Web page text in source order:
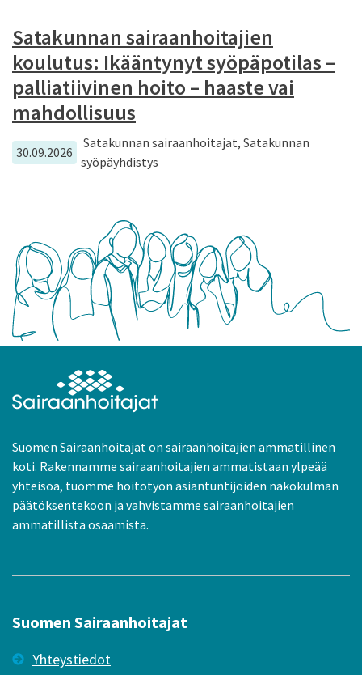
Satakunnan sairaanhoitajien
koulutus: Ikääntynyt syöpäpotilas –
palliatiivinen hoito – haaste vai
mahdollisuus
30.09.2026
Satakunnan sairaanhoitajat, Satakunnan
syöpäyhdistys
Suomen Sairaanhoitajat on sairaanhoitajien ammatillinen
koti. Rakennamme sairaanhoitajien ammatistaan ylpeää
yhteisöä, tuomme hoitotyön asiantuntijoiden näkökulman
päätöksentekoon ja vahvistamme sairaanhoitajien
ammatillista osaamista.
Suomen Sairaanhoitajat
Yhteystiedot